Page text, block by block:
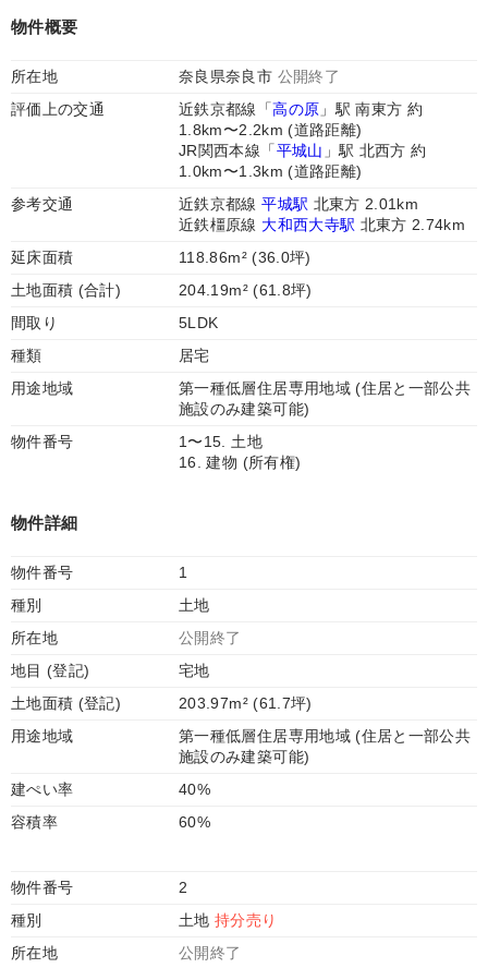
物件概要
所在地 奈良県奈良市 公開終了
評価上の交通
近鉄京都線「高の原 」駅 南東方 約
1.8km〜2.2km (道路距離)
JR関西本線「平城山 」駅 北西方 約
1.0km〜1.3km (道路距離)
参考交通
近鉄京都線平城駅 北東方 2.01km
近鉄橿原線 大和西大寺駅 北東方 2.74km
延床面積
118.86m² (36.0坪)
土地面積 (合計)
204.19m² (61.8坪)
間取り
5LDK
種類
居宅
用途地域
第一種低層住居専用地域 (住居と一部公共
施設のみ建築可能)
物件番号
1〜15. 土地
16. 建物 (所有権)
物件詳細
物件番号
1
種別
土地
所在地
公開終了
地目 (登記)
宅地
土地面積 (登記)
203.97m² (61.7坪)
用途地域
第一種低層住居専用地域 (住居と一部公共
施設のみ建築可能)
建ぺい率
40%
容積率
60%
物件番号
2
種別
土地持分売り
所在地
公開終了